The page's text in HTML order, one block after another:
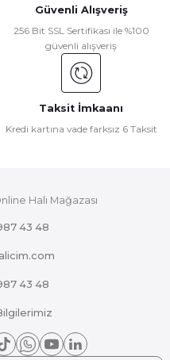
Güvenli Alışveriş
256 Bit SSL Sertifikası ile %100
güvenli alışveriş
Taksit İmkaanı
Kredi kartına vade farksız 6 Taksit
Halı Mağazası
43 48
43 48